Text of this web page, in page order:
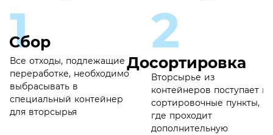
1
Сбор
Все отходы, подлежащие
переработке, необходимо
выбрасывать в
специальный контейнер
для вторсырья
2
Досортировка
Вторсырье из
контейнеров поступает на
сортировочные пункты,
где проходит
дополнительную